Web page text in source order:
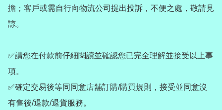
擔；客戶或需自行向物流公司提出投訴，不便之處，敬請見
諒。
✅請您在付款前仔細閱讀並確認您已完全理解並接受以上事
項。
✅確定交易後等同同意店舖訂購/購買規則，接受並同意沒
有售後/退款/退貨服務。